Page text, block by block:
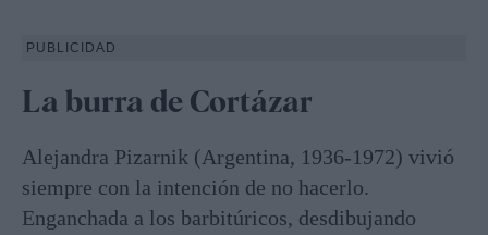
PUBLICIDAD
La burra de Cortázar
Alejandra Pizarnik (Argentina, 1936-1972) vivió
siempre con la intención de no hacerlo.
Enganchada a los barbitúricos, desdibujando